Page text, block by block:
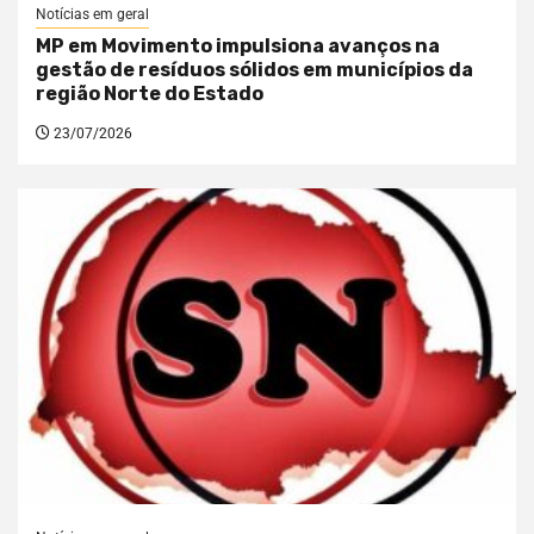
Notícias em geral
MP em Movimento impulsiona avanços na
gestão de resíduos sólidos em municípios da
região Norte do Estado
23/07/2026